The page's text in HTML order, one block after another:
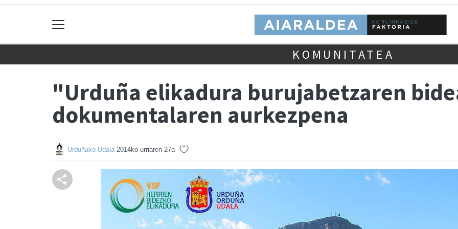
KOMUNITATEA
"Urduña elikadura burujabetzaren
dokumentalaren aurkezpena
Urduñako Udala 2014ko urriaren 27a